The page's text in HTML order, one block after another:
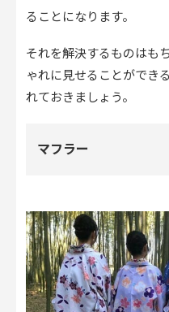
ることになります。
それを解決するものはも
ゃれに見せることができ
れておきましょう。
マフラー